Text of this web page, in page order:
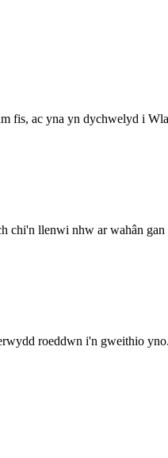
fis, ac yna yn dychwelyd i
llenwi nhw ar wahân
roeddwn i'n gweithio